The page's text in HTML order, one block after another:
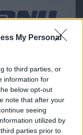
My Personal
to third parties, or
information for
below opt-out
note that after your
seeing
utilized by
parties prior to